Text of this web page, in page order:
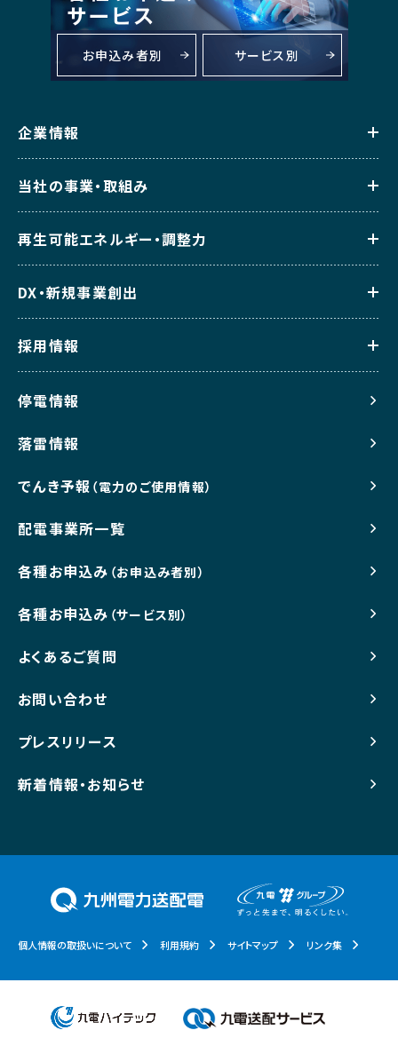
お申込み者別 サービス別
企業情報
当社の事業・取組み
再生可能エネルギー・調整力
DX・新規事業創出
採用情報
停電情報
落雷情報
でんき予報 （電力のご使用情報）
配電事業所一覧
各種お申込み （お申込み者別）
各種お申込み （サービス別）
よくあるご質問
お問い合わせ
プレスリリース
新着情報・お知らせ
個人情報の取扱いについて 利用規約 サイトマップ リンク集